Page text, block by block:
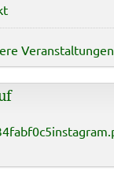
Veranstaltungen